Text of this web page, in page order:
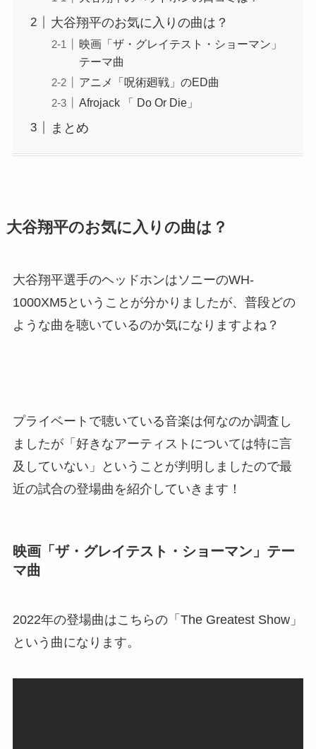
大谷翔平のお気に入りの曲は？
映画「ザ・グレイテスト・ショーマン」
テーマ曲
アニメ「呪術廻戦」のED曲
Afrojack 「 Do Or Die」
まとめ
大谷翔平のお気に入りの曲は？
大谷翔平選手のヘッドホンはソニーのWH-
1000XM5ということが分かりましたが、普段どの
ような曲を聴いているのか気になりますよね？
プライベートで聴いている音楽は何なのか調査し
ましたが「好きなアーティストについては特に言
及していない」ということが判明しましたので最
近の試合の登場曲を紹介していきます！
映画「ザ・グレイテスト・ショーマン」テー
マ曲
2022年の登場曲はこちらの「The Greatest Show」
という曲になります。